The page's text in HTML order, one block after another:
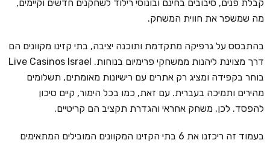
קבלת פנים, סיבובים בחינם ובונוסי רילוד לשחקנים חדשים וקיימים,
מה שמשפר את חווית המשחק.
בהתבסס על גרפיקה מתקדמת ותוכנה יציבה, בתי קזינו מקוונים הם
דרך מצוינת ליהנות ממשחקי פרימיום בנוחות. Live Casinos Israel
בוחר בקפידה ומציג רק אתרים עם רישיונות מאומתים, תשלומים
מהירים ותמיכה בעברית. עם זאת, כמו בכל הימור, קיים סיכון
להפסד. לכן, משחק אחראי והגדרת תקציב הם קריטיים.
בעמוד זה ריכזנו את 6 בתי הקזינו המקוונים המובילים המתאימים